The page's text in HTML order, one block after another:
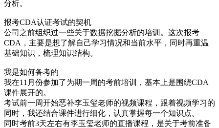
分析。
报考CDA认证考试的契机
公司之前组织过一些关于数据挖掘分析的培训。这次报考
CDA，主要是想了解自己学习情况和当前水平，同时再重温
基础知识，梳理知识结构。
我是如何备考的
我在11月份参加了为期一周的考前培训，基本上是围绕CDA
课件展开的。
考试前一周开始恶补李玉玺老师的视频课程，跟着视频学习的
同时，我还结合课件进行细化，认真掌握每一个知识点。
同时考前3天左右有李玉玺老师的直播课程，是关于考前准备